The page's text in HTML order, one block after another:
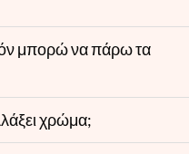
μπορώ να πάρω τα
χρώμα;